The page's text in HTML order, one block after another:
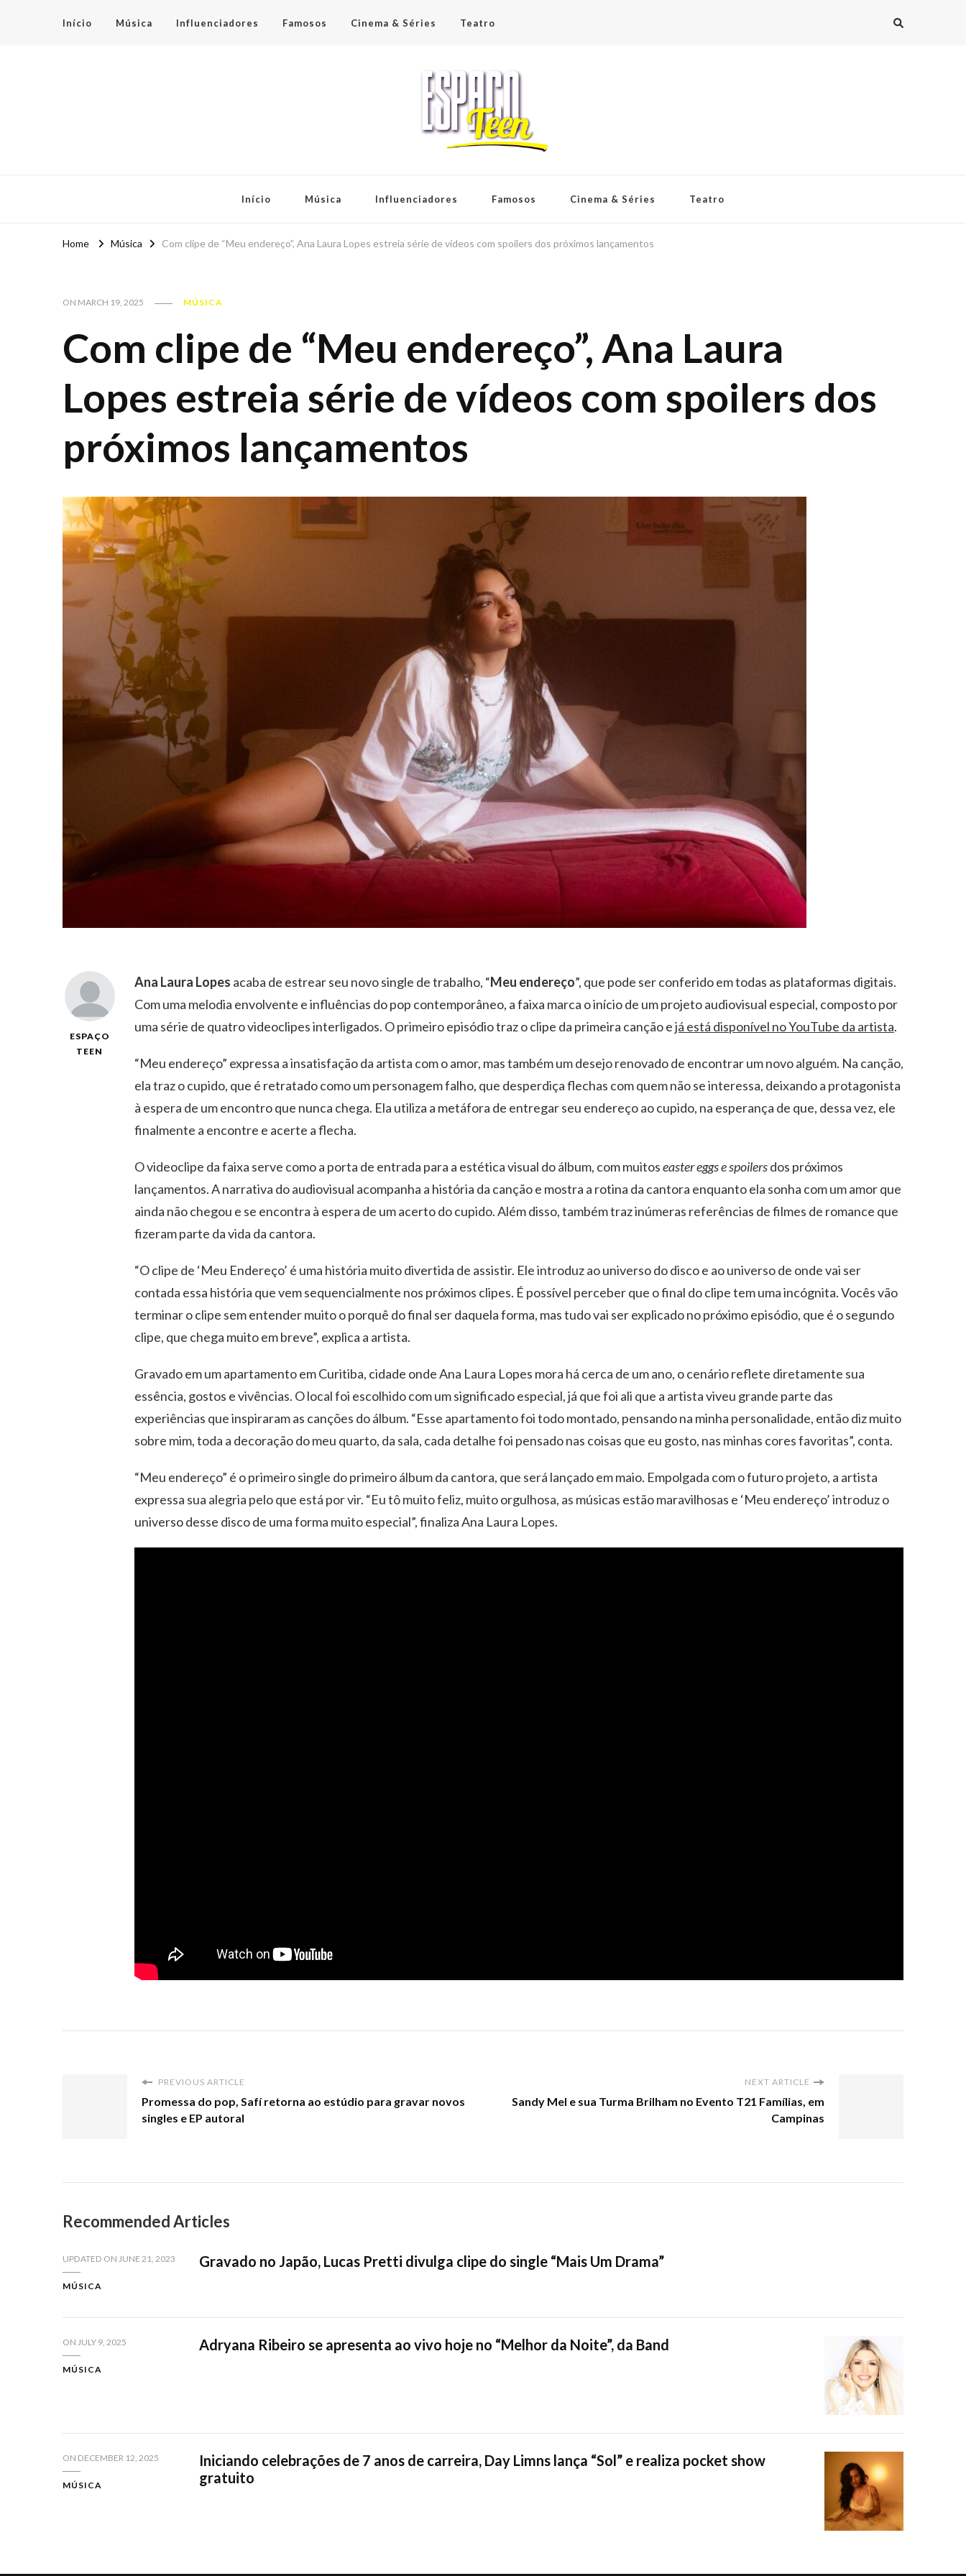
Início Música Influenciadores Famosos Cinema & Séries Teatro
Início Música Influenciadores Famosos Cinema & Séries Teatro
Home Música Com clipe de “Meu endereço”, Ana Laura Lopes estreia série de vídeos com spoilers dos próximos lançamentos
ON MARCH 19, 2025 MÚSICA
Com clipe de “Meu endereço”, Ana Laura
Lopes estreia série de vídeos com spoilers dos
próximos lançamentos
ESPAÇO
TEEN
Ana Laura Lopes acaba de estrear seu novo single de trabalho, “Meu endereço”, que pode ser conferido em todas as plataformas digitais.
Com uma melodia envolvente e influências do pop contemporâneo, a faixa marca o início de um projeto audiovisual especial, composto por
uma série de quatro videoclipes interligados. O primeiro episódio traz o clipe da primeira canção ejá está disponível no YouTube da artista.
“Meu endereço” expressa a insatisfação da artista com o amor, mas também um desejo renovado de encontrar um novo alguém. Na canção,
ela traz o cupido, que é retratado como um personagem falho, que desperdiça flechas com quem não se interessa, deixando a protagonista
à espera de um encontro que nunca chega. Ela utiliza a metáfora de entregar seu endereço ao cupido, na esperança de que, dessa vez, ele
finalmente a encontre e acerte a flecha.
O videoclipe da faixa serve como a porta de entrada para a estética visual do álbum, com muitoseaster eggs e spoilersdos próximos
lançamentos. A narrativa do audiovisual acompanha a história da canção e mostra a rotina da cantora enquanto ela sonha com um amor que
ainda não chegou e se encontra à espera de um acerto do cupido. Além disso, também traz inúmeras referências de filmes de romance que
fizeram parte da vida da cantora.
“O clipe de ‘Meu Endereço’ é uma história muito divertida de assistir. Ele introduz ao universo do disco e ao universo de onde vai ser
contada essa história que vem sequencialmente nos próximos clipes. É possível perceber que o final do clipe tem uma incógnita. Vocês vão
terminar o clipe sem entender muito o porquê do final ser daquela forma, mas tudo vai ser explicado no próximo episódio, que é o segundo
clipe, que chega muito em breve”, explica a artista.
Gravado em um apartamento em Curitiba, cidade onde Ana Laura Lopes mora há cerca de um ano, o cenário reflete diretamente sua
essência, gostos e vivências. O local foi escolhido com um significado especial, já que foi ali que a artista viveu grande parte das
experiências que inspiraram as canções do álbum. “Esse apartamento foi todo montado, pensando na minha personalidade, então diz muito
sobre mim, toda a decoração do meu quarto, da sala, cada detalhe foi pensado nas coisas que eu gosto, nas minhas cores favoritas”, conta.
“Meu endereço” é o primeiro single do primeiro álbum da cantora, que será lançado em maio. Empolgada com o futuro projeto, a artista
expressa sua alegria pelo que está por vir. “Eu tô muito feliz, muito orgulhosa, as músicas estão maravilhosas e ‘Meu endereço’ introduz o
universo desse disco de uma forma muito especial”, finaliza Ana Laura Lopes.
PREVIOUS ARTICLE
Promessa do pop, Safí retorna ao estúdio para gravar novos
singles e EP autoral
NEXT ARTICLE
Sandy Mel e sua Turma Brilham no Evento T21 Famílias, em
Campinas
Recommended Articles
UPDATED ON JUNE 21, 2023
MÚSICA
Gravado no Japão, Lucas Pretti divulga clipe do single “Mais Um Drama”
ON JULY 9, 2025
MÚSICA
Adryana Ribeiro se apresenta ao vivo hoje no “Melhor da Noite”, da Band
ON DECEMBER 12, 2025
MÚSICA
Iniciando celebrações de 7 anos de carreira, Day Limns lança “Sol” e realiza pocket show
gratuito